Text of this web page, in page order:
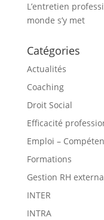
L’entretien
monde s’y met
Catégories
Actualités
Coaching
Droit Social
Efficacité
Emploi –
Formations
Gestion RH
INTER
INTRA